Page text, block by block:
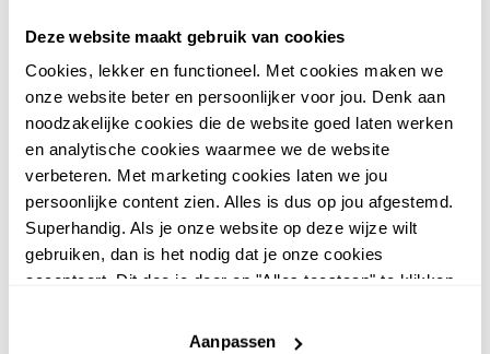
Deze website maakt gebruik van cookies
Cookies, lekker en functioneel. Met cookies maken we
onze website beter en persoonlijker voor jou. Denk aan
noodzakelijke cookies die de website goed laten werken
en analytische cookies waarmee we de website
verbeteren. Met marketing cookies laten we jou
persoonlijke content zien. Alles is dus op jou afgestemd.
Superhandig. Als je onze website op deze wijze wilt
gebruiken, dan is het nodig dat je onze cookies
accepteert. Dit doe je door op "Alles toestaan" te klikken.
website niet optimaal functioneert.
Aanpassen